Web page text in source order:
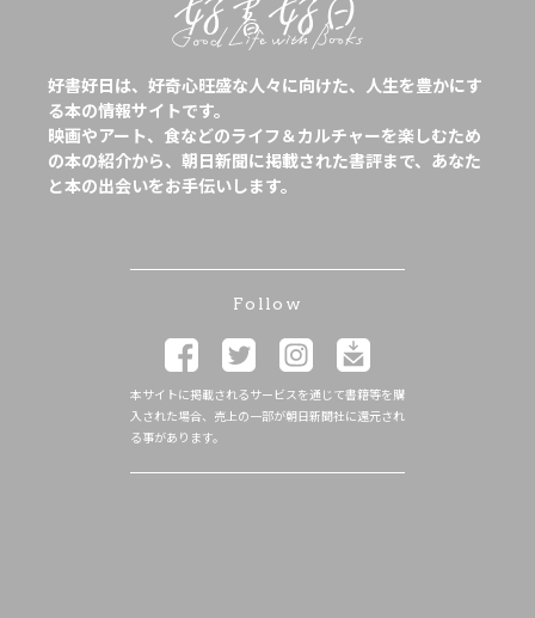
好書好日は、好奇心旺盛な人々に向けた、人生を豊かにす
る本の情報サイトです。
映画やアート、食などのライフ＆カルチャーを楽しむため
の本の紹介から、朝日新聞に掲載された書評まで、あなた
と本の出会いをお手伝いします。
Follow
本サイトに掲載されるサービスを通じて書籍等を購
入された場合、売上の一部が朝日新聞社に還元され
る事があります。